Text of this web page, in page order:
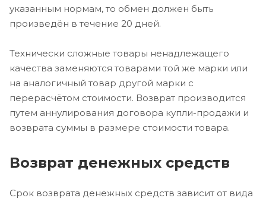
указанным нормам, то обмен должен быть
произведён в течение 20 дней.
Технически сложные товары ненадлежащего
качества заменяются товарами той же марки или
на аналогичный товар другой марки с
перерасчётом стоимости. Возврат производится
путем аннулирования договора купли-продажи и
возврата суммы в размере стоимости товара.
Возврат денежных средств
Срок возврата денежных средств зависит от вида